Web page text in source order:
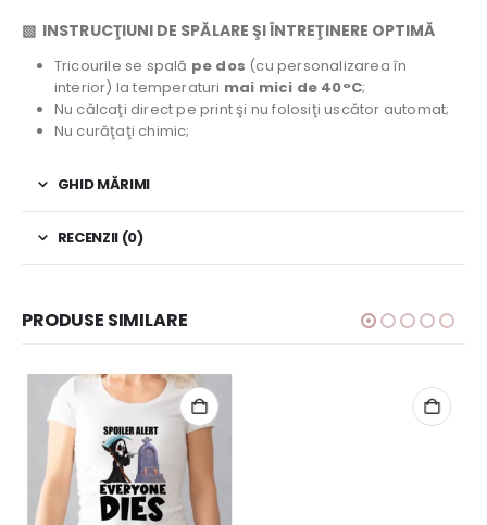
▧ INSTRUCŢIUNI DE SPĂLARE ŞI ÎNTREŢINERE OPTIMĂ
Tricourile se spală pe dos (cu personalizarea în
interior) la temperaturi mai mici de 40°C;
Nu călcaţi direct pe print şi nu folosiţi uscător automat;
Nu curăţaţi chimic;
GHID MĂRIMI
RECENZII (0)
PRODUSE SIMILARE